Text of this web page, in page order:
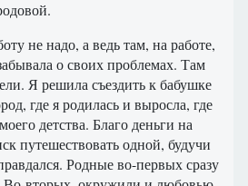
не надо, а ведь там, на работе,
о своих проблемах. Там
Я решила съездить к бабушке
где я родилась и выросла, где
детства. Благо деньги на
путешествовать одной, будучи
Родные во-первых сразу